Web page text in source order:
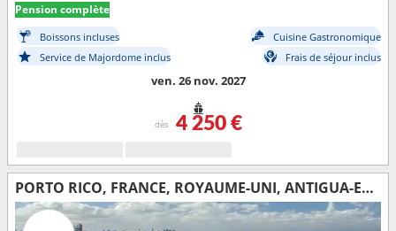
Pension complète
Boissons incluses
Cuisine Gastronomique
Service de Majordome inclus
Frais de séjour inclus
ven. 26 nov. 2027
dès 4 250 €
PORTO RICO, FRANCE, ROYAUME-UNI, ANTIGUA-ET-BARBUDA, JOST VAN DYKE, ÉTATS-UNIS